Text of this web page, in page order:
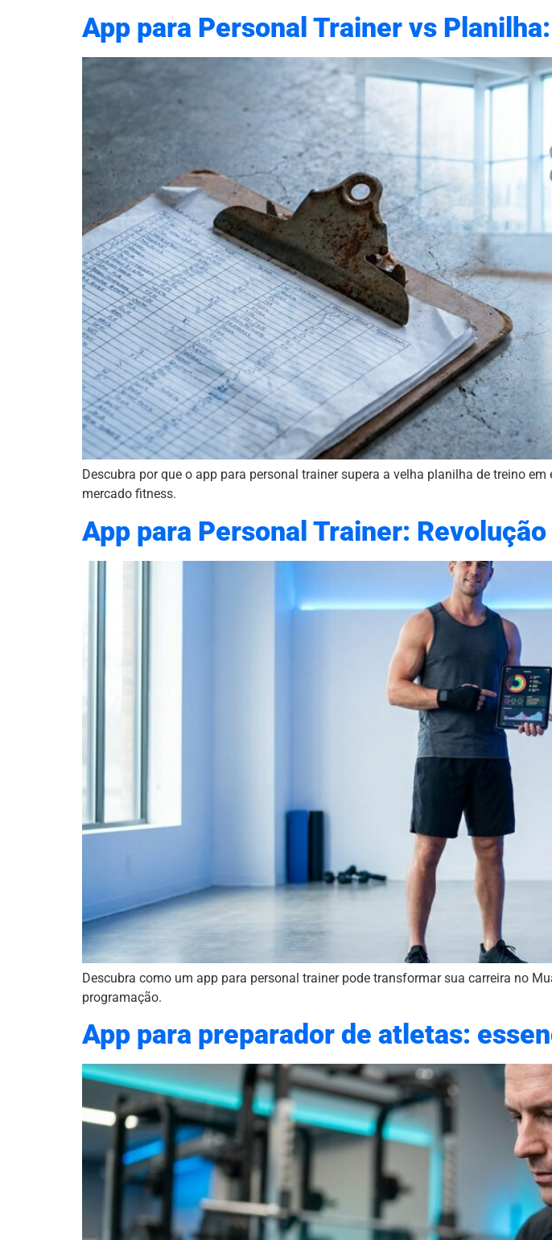
App para Personal Trainer vs
Descubra por que o app para personal trainer supera a velha planilha de treino
mercado fitness.
App para Personal Trainer:
Descubra como um app para personal trainer pode transformar sua carreira no
programação.
App para preparador de atletas: